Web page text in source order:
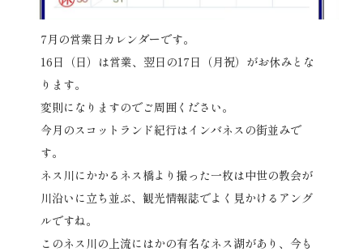
7月の営業日カレンダーです。
16日（日）は営業、翌日の17日（月祝）がお休みとな
ります。
変則になりますのでご周囲ください。
今月のスコットランド紀行はインバネスの街並みで
す。
ネス川にかかるネス橋より撮った一枚は中世の教会が
川沿いに立ち並ぶ、観光情報誌でよく見かけるアング
ルですね。
このネス川の上流にはかの有名なネス湖があり、今も